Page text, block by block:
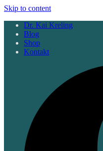
Skip to content
Dr. Kai Kreling
Blog
Shop
Kontakt